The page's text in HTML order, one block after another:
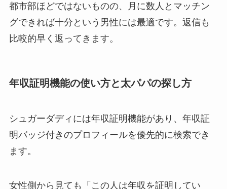
都市部ほどではないものの、月に数人とマッチン
グできれば十分という男性には最適です。返信も
比較的早く返ってきます。
年収証明機能の使い方と太パパの探し方
シュガーダディには年収証明機能があり、年収証
明バッジ付きのプロフィールを優先的に検索でき
ます。
女性側から見ても「この人は年収を証明してい